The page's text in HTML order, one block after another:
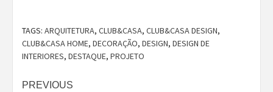
TAGS: ARQUITETURA, CLUB&CASA, CLUB&CASA DESIGN,
CLUB&CASA HOME, DECORAÇÃO, DESIGN, DESIGN DE
INTERIORES, DESTAQUE, PROJETO
Continue
PREVIOUS